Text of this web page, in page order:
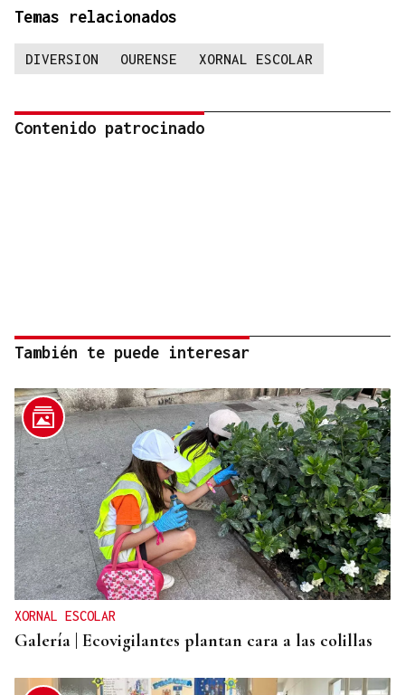
Temas relacionados
DIVERSION OURENSE XORNAL ESCOLAR
Contenido patrocinado
También te puede interesar
XORNAL ESCOLAR
Galería | Ecovigilantes plantan cara a las colillas